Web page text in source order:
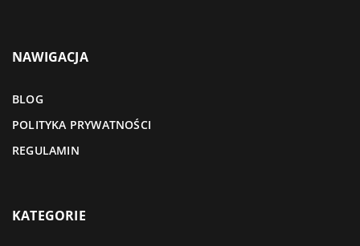
NAWIGACJA
BLOG
POLITYKA PRYWATNOŚCI
REGULAMIN
KATEGORIE